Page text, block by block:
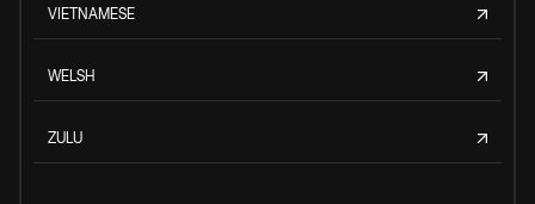
VIETNAMESE
WELSH
ZULU